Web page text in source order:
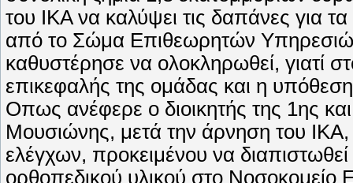
του ΙΚΑ να καλύψει τις δαπάνες για
από το Σώμα Επιθεωρητών
καθυστέρησε να ολοκληρωθεί, γιατί
επικεφαλής της ομάδας και η
Οπως ανέφερε ο διοικητής της 1ης
Μουσιώνης, μετά την άρνηση του
ελέγχων, προκειμένου να
ορθοπεδικού υλικού στο